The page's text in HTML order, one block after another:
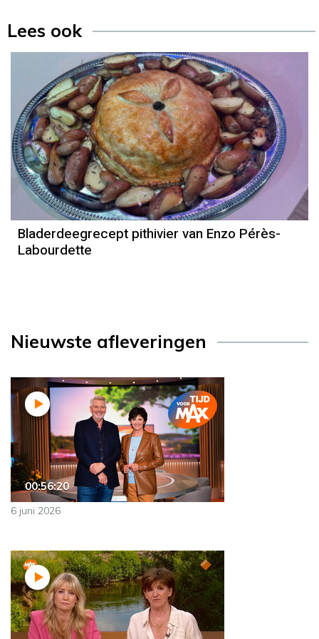
Lees ook
Recept
Enzo Pérès-Labourdette
Bladerdeegrecept pithivier van Enzo Pérès-
Labourdette
Nieuwste afleveringen
00:56:20
6 juni 2026